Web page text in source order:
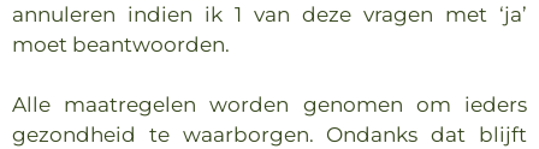
annuleren indien ik 1 van deze vragen met ‘ja’
moet beantwoorden.
Alle maatregelen worden genomen om ieders
gezondheid te waarborgen. Ondanks dat blijft